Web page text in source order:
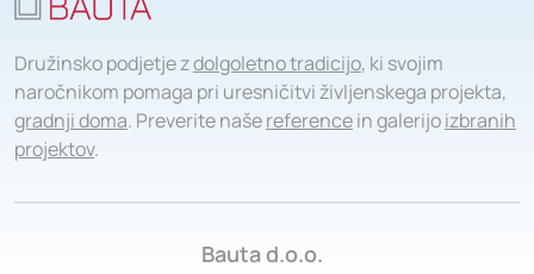
Družinsko podjetje zdolgoletno tradicijo, ki svojim
naročnikom pomaga pri uresničitvi življenskega projekta,
gradnji doma. Preverite našereferencein galerijoizbranih
projektov.
Bauta d.o.o.